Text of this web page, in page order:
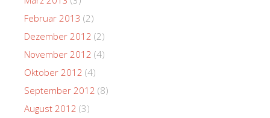
Februar 2013 (2)
Dezember 2012 (2)
November 2012 (4)
Oktober 2012 (4)
September 2012 (8)
August 2012 (3)